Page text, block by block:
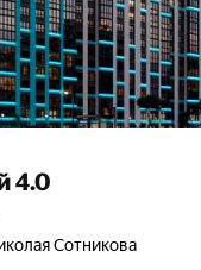
4.0
Сотникова